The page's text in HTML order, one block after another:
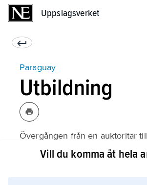
Uppslagsverket
Paraguay
Utbildning
Övergången från en auktoritär
demokratisk regim med en ny
Vill du komma åt hela